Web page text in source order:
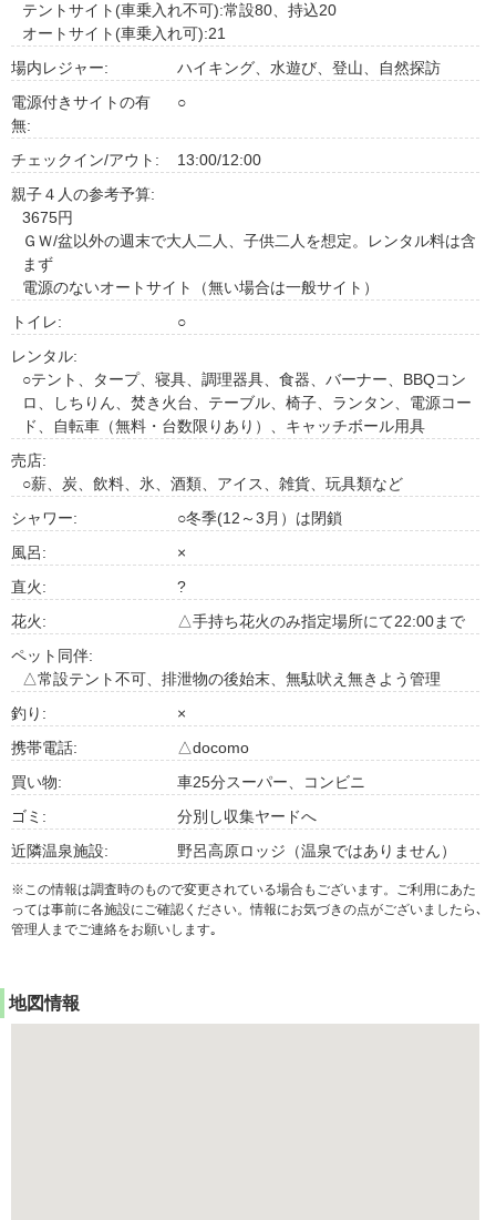
テントサイト(車乗入れ不可):常設80、持込20
オートサイト(車乗入れ可):21
場内レジャー:
ハイキング、水遊び、登山、自然探訪
電源付きサイトの有
無:
○
チェックイン/アウト:
13:00/12:00
親子４人の参考予算:
3675円
ＧＷ/盆以外の週末で大人二人、子供二人を想定。レンタル料は含
まず
電源のないオートサイト（無い場合は一般サイト）
トイレ:
○
レンタル:
○テント、タープ、寝具、調理器具、食器、バーナー、BBQコン
ロ、しちりん、焚き火台、テーブル、椅子、ランタン、電源コー
ド、自転車（無料・台数限りあり）、キャッチボール用具
売店:
○薪、炭、飲料、氷、酒類、アイス、雑貨、玩具類など
シャワー:
○冬季(12～3月）は閉鎖
風呂:
×
直火:
?
花火:
△手持ち花火のみ指定場所にて22:00まで
ペット同伴:
△常設テント不可、排泄物の後始末、無駄吠え無きよう管理
釣り:
×
携帯電話:
△docomo
買い物:
車25分スーパー、コンビニ
ゴミ:
分別し収集ヤードへ
近隣温泉施設:
野呂高原ロッジ（温泉ではありません）
※この情報は調査時のもので変更されている場合もございます。ご利用にあた
っては事前に各施設にご確認ください。情報にお気づきの点がございましたら､
管理人までご連絡をお願いします｡
地図情報